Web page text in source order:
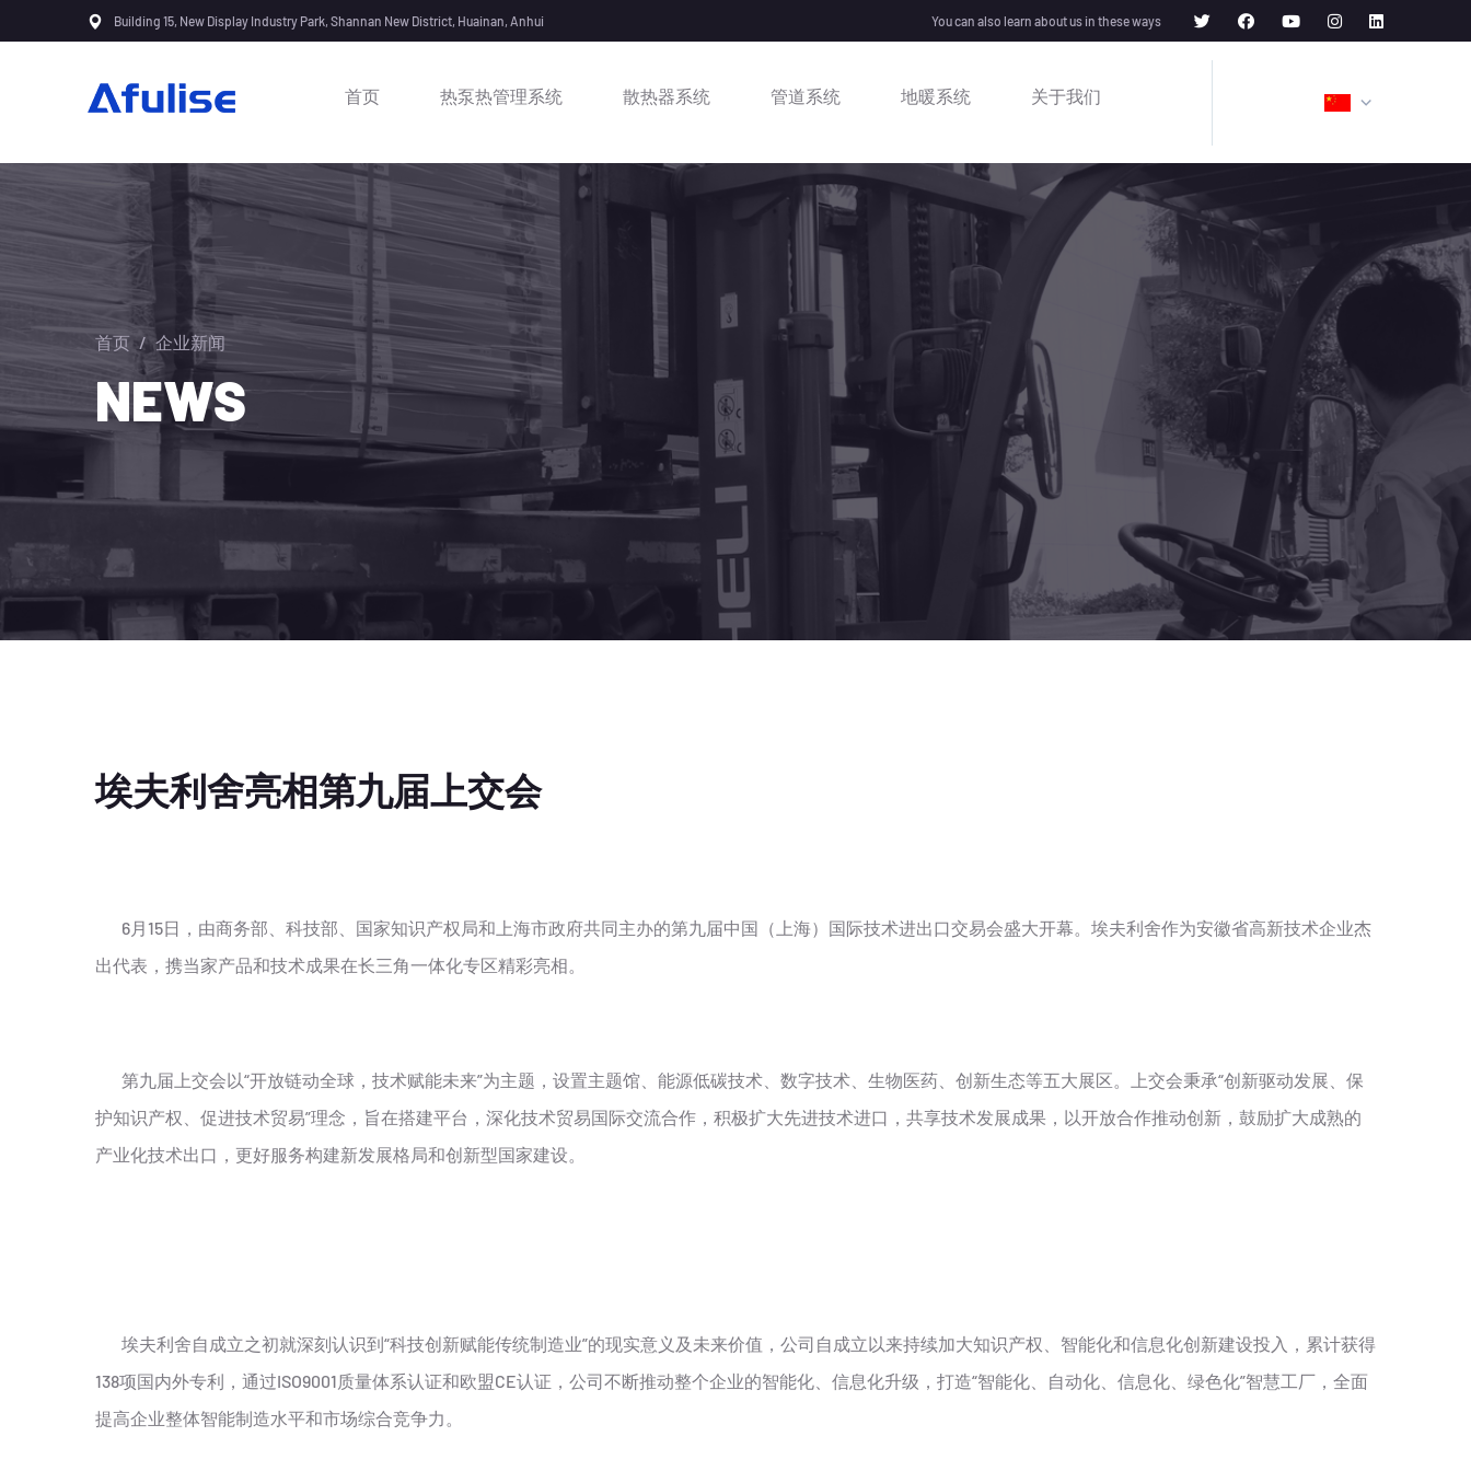
Building 15, New Display Industry Park, Shannan New District, Huainan, Anhui You can also learn about us in these ways
首页 热泵热管理系统 散热器系统 管道系统 地暖系统 关于我们
首页 / 企业新闻
NEWS
埃夫利舍亮相第九届上交会
6月15日，由商务部、科技部、国家知识产权局和上海市政府共同主办的第九届中国（上海）国际技术进出口交易会盛大开幕。埃夫利舍作为安徽省高新技术企业杰
出代表，携当家产品和技术成果在长三角一体化专区精彩亮相。
第九届上交会以“开放链动全球，技术赋能未来”为主题，设置主题馆、能源低碳技术、数字技术、生物医药、创新生态等五大展区。上交会秉承“创新驱动发展、保
护知识产权、促进技术贸易”理念，旨在搭建平台，深化技术贸易国际交流合作，积极扩大先进技术进口，共享技术发展成果，以开放合作推动创新，鼓励扩大成熟的
产业化技术出口，更好服务构建新发展格局和创新型国家建设。
埃夫利舍自成立之初就深刻认识到“科技创新赋能传统制造业”的现实意义及未来价值，公司自成立以来持续加大知识产权、智能化和信息化创新建设投入，累计获得
138项国内外专利，通过ISO9001质量体系认证和欧盟CE认证，公司不断推动整个企业的智能化、信息化升级，打造“智能化、自动化、信息化、绿色化”智慧工厂，全面
提高企业整体智能制造水平和市场综合竞争力。